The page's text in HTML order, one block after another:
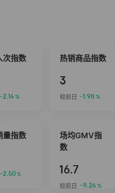
次指数
-2.14%
热销商品指数
3
较前日 -1.98 %
量指数
-2.50%
场均GMV指
数
16.7
较前日 -9.26 %